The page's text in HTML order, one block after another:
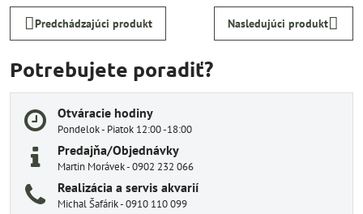
Predchádzajúci produkt Nasledujúci produkt
Potrebujete poradiť?
Otváracie hodiny
Pondelok - Piatok 12:00 -18:00
Predajňa/Objednávky
Martin Morávek - 0902 232 066
Realizácia a servis akvarií
Michal Šafárik - 0910 110 099